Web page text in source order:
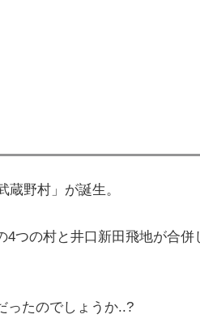
蔵野村」が誕生。
つの村と井口新田飛地が合併
ったのでしょうか..?